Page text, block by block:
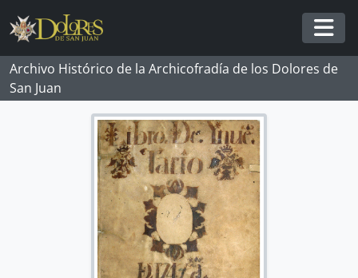
Skip to main content
Archivo Histórico de la Archicofradía de los Dolores de
San Juan